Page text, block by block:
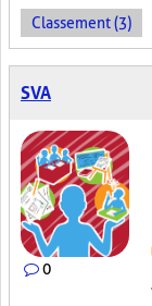
Classement (3)
SVA
0